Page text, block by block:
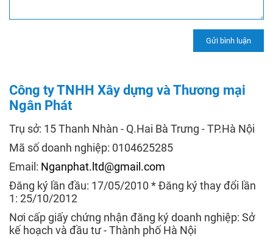
Công ty TNHH Xây dựng và Thương mại
Ngân Phát
Trụ sở: 15 Thanh Nhàn - Q.Hai Bà Trưng - TP.Hà Nội
Mã số doanh nghiệp: 0104625285
Email: Nganphat.ltd@gmail.com
Đăng ký lần đầu: 17/05/2010 * Đăng ký thay đổi lần
1: 25/10/2012
Nơi cấp giấy chứng nhận đăng ký doanh nghiệp: Sở
kế hoạch và đầu tư - Thành phố Hà Nội